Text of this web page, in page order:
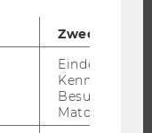
Zweck
Eindeutige
Besuchers
Matomo.